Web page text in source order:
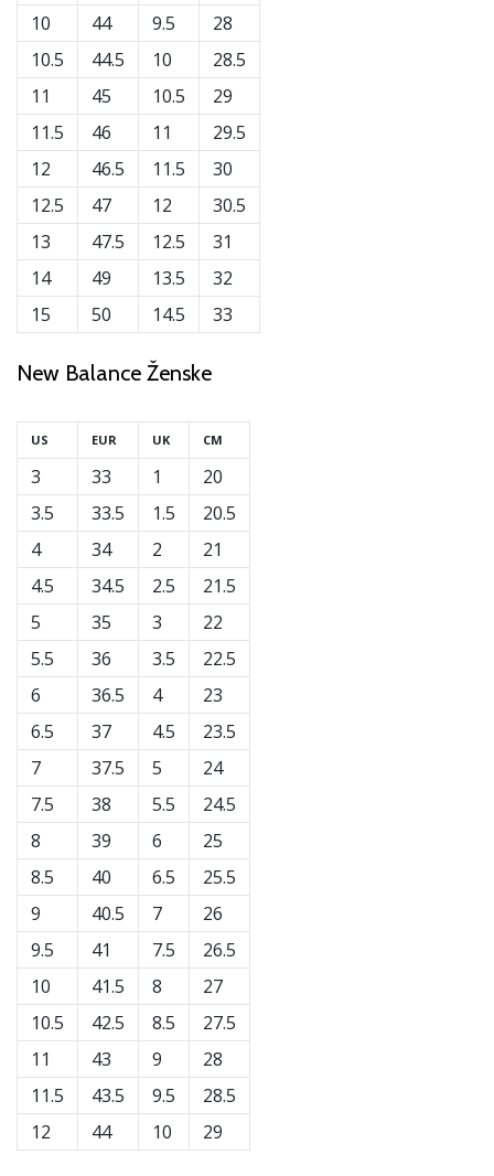
10
10.5
11
11.5
12
12.5
13
14
15
44
44.5
45
46
46.5
47
47.5
49
50
9.5
10
10.5
11
11.5
12
12.5
13.5
14.5
28
28.5
29
29.5
30
30.5
31
32
33
New Balance Ženske
US
3
3.5
4
4.5
5
5.5
6
6.5
7
7.5
8
8.5
9
9.5
10
10.5
11
11.5
12
EUR
33
33.5
34
34.5
35
36
36.5
37
37.5
38
39
40
40.5
41
41.5
42.5
43
43.5
44
UK
1
1.5
2
2.5
3
3.5
4
4.5
5
5.5
6
6.5
7
7.5
8
8.5
9
9.5
10
CM
20
20.5
21
21.5
22
22.5
23
23.5
24
24.5
25
25.5
26
26.5
27
27.5
28
28.5
29